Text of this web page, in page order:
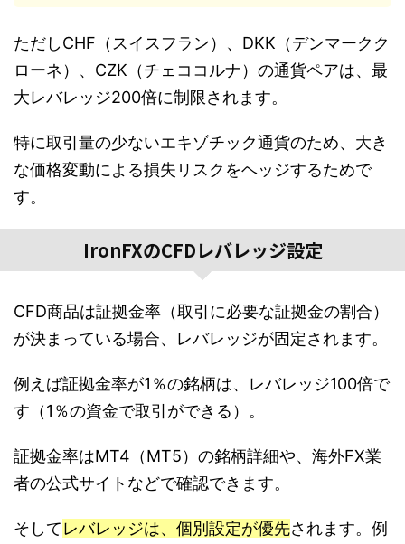
ただしCHF（スイスフラン）、DKK（デンマークク
ローネ）、CZK（チェココルナ）の通貨ペアは、最
大レバレッジ200倍に制限されます。
特に取引量の少ないエキゾチック通貨のため、大き
な価格変動による損失リスクをヘッジするためで
す。
IronFXのCFDレバレッジ設定
CFD商品は証拠金率（取引に必要な証拠金の割合）
が決まっている場合、レバレッジが固定されます。
例えば証拠金率が1％の銘柄は、レバレッジ100倍で
す（1％の資金で取引ができる）。
証拠金率はMT4（MT5）の銘柄詳細や、海外FX業
者の公式サイトなどで確認できます。
そしてレバレッジは、個別設定が優先されます。例